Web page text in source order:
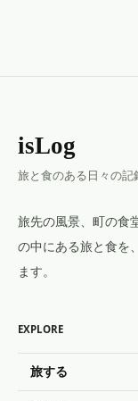
isLog
旅と食のある日々の記
旅先の風景、町の食
の中にある旅と食を
ます。
EXPLORE
旅する